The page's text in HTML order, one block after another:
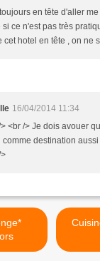
en tête d'aller
si ce n'est pas très
cet hotel en tête , on ne
16/04/2014 11:34
<br /> Je dois avouer
comme destination aussi